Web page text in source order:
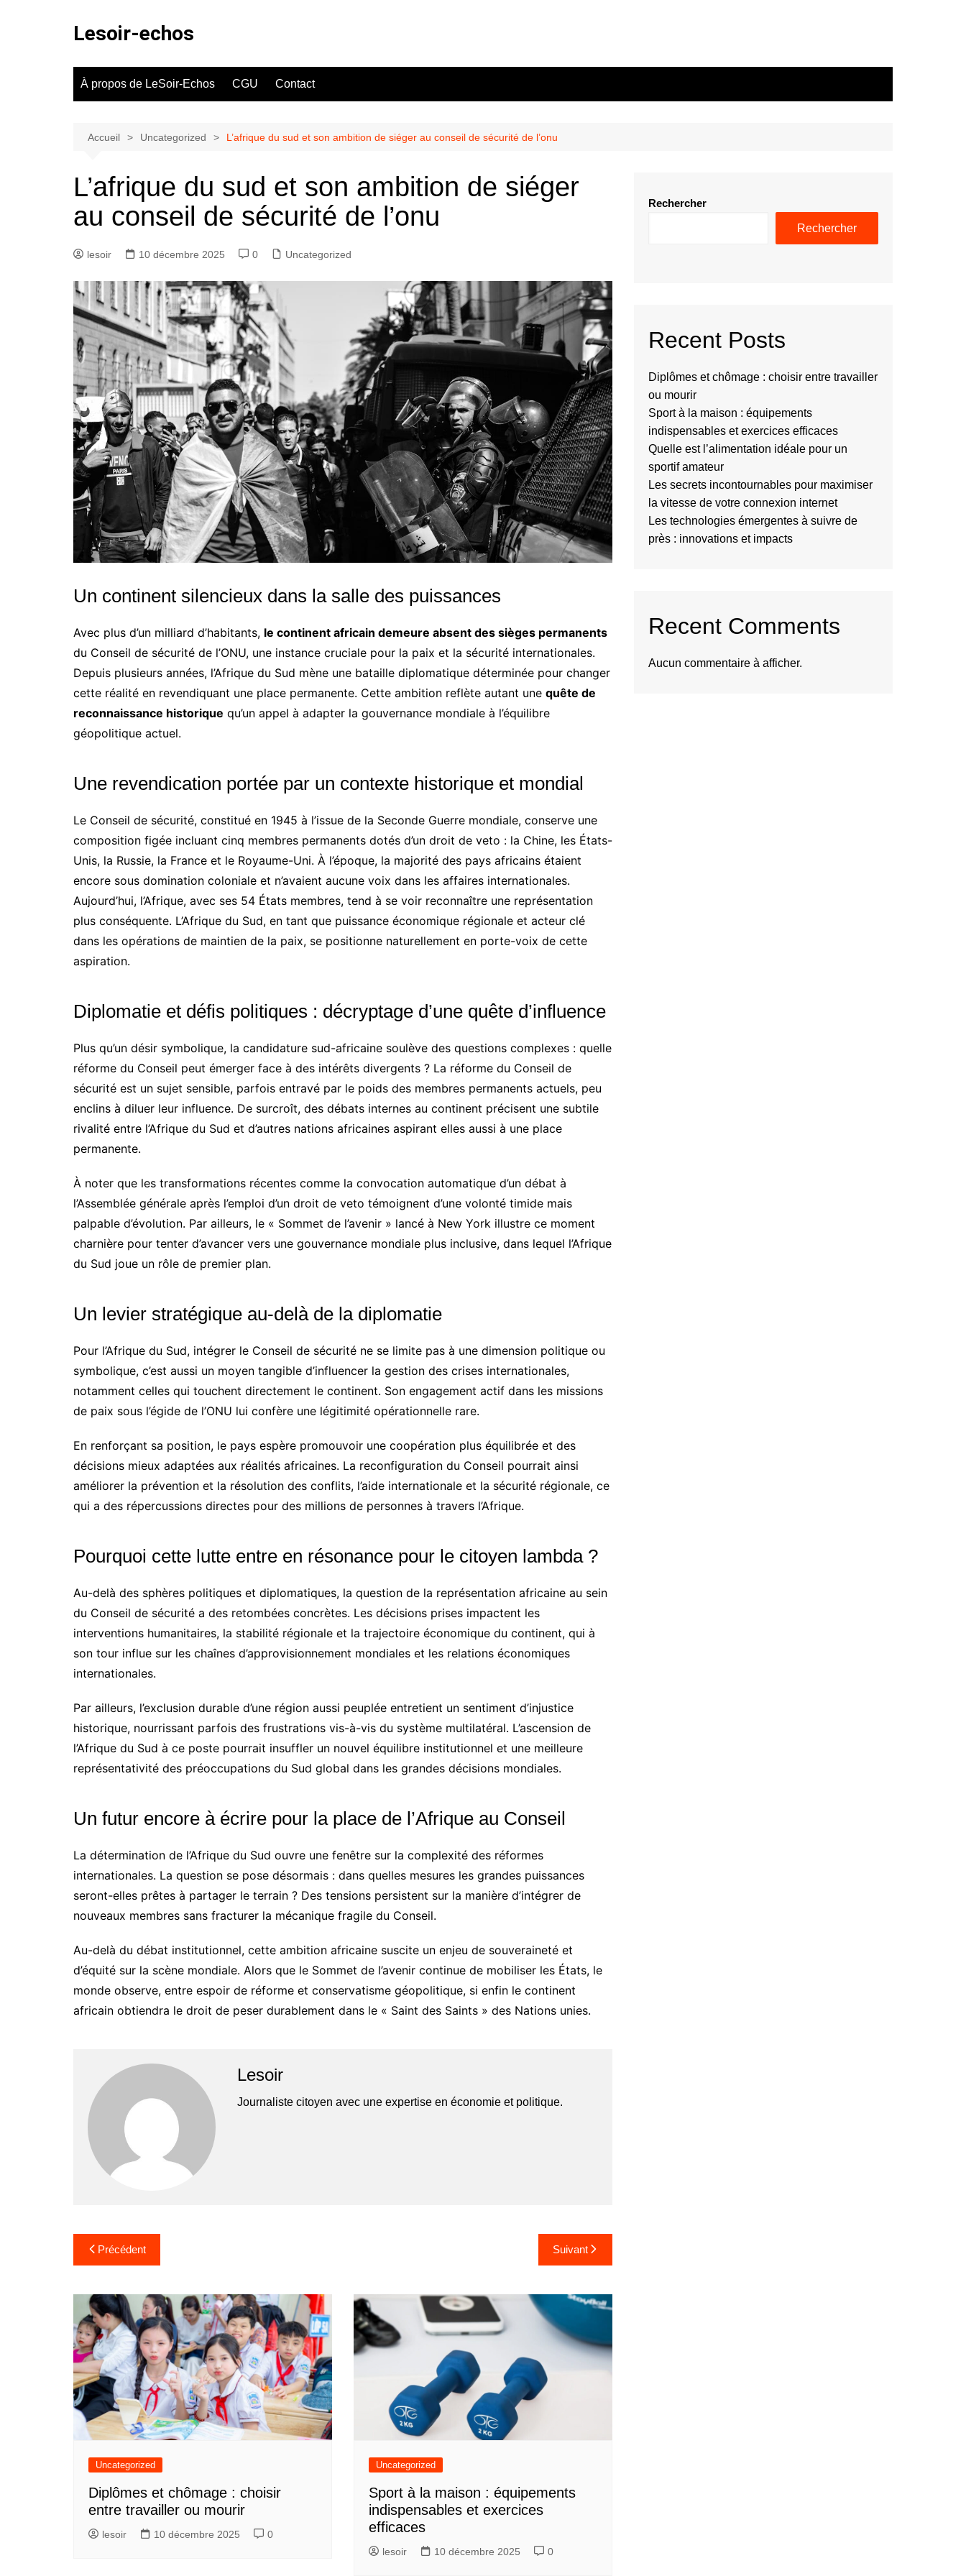
Lesoir-echos
À propos de LeSoir-Echos CGU Contact
Accueil Uncategorized L’afrique du sud et son ambition de siéger au conseil de sécurité de l’onu
L’afrique du sud et son ambition de siéger
au conseil de sécurité de l’onu
lesoir 10 décembre 2025 0 Uncategorized
Un continent silencieux dans la salle des puissances
Avec plus d’un milliard d’habitants, le continent africain demeure absent des sièges permanents
du Conseil de sécurité de l’ONU, une instance cruciale pour la paix et la sécurité internationales.
Depuis plusieurs années, l’Afrique du Sud mène une bataille diplomatique déterminée pour changer
cette réalité en revendiquant une place permanente. Cette ambition reflète autant une quête de
reconnaissance historique qu’un appel à adapter la gouvernance mondiale à l’équilibre
géopolitique actuel.
Une revendication portée par un contexte historique et mondial
Le Conseil de sécurité, constitué en 1945 à l’issue de la Seconde Guerre mondiale, conserve une
composition figée incluant cinq membres permanents dotés d’un droit de veto : la Chine, les États-
Unis, la Russie, la France et le Royaume-Uni. À l’époque, la majorité des pays africains étaient
encore sous domination coloniale et n’avaient aucune voix dans les affaires internationales.
Aujourd’hui, l’Afrique, avec ses 54 États membres, tend à se voir reconnaître une représentation
plus conséquente. L’Afrique du Sud, en tant que puissance économique régionale et acteur clé
dans les opérations de maintien de la paix, se positionne naturellement en porte-voix de cette
aspiration.
Diplomatie et défis politiques : décryptage d’une quête d’influence
Plus qu’un désir symbolique, la candidature sud-africaine soulève des questions complexes : quelle
réforme du Conseil peut émerger face à des intérêts divergents ? La réforme du Conseil de
sécurité est un sujet sensible, parfois entravé par le poids des membres permanents actuels, peu
enclins à diluer leur influence. De surcroît, des débats internes au continent précisent une subtile
rivalité entre l’Afrique du Sud et d’autres nations africaines aspirant elles aussi à une place
permanente.
À noter que les transformations récentes comme la convocation automatique d’un débat à
l’Assemblée générale après l’emploi d’un droit de veto témoignent d’une volonté timide mais
palpable d’évolution. Par ailleurs, le « Sommet de l’avenir » lancé à New York illustre ce moment
charnière pour tenter d’avancer vers une gouvernance mondiale plus inclusive, dans lequel l’Afrique
du Sud joue un rôle de premier plan.
Un levier stratégique au-delà de la diplomatie
Pour l’Afrique du Sud, intégrer le Conseil de sécurité ne se limite pas à une dimension politique ou
symbolique, c’est aussi un moyen tangible d’influencer la gestion des crises internationales,
notamment celles qui touchent directement le continent. Son engagement actif dans les missions
de paix sous l’égide de l’ONU lui confère une légitimité opérationnelle rare.
En renforçant sa position, le pays espère promouvoir une coopération plus équilibrée et des
décisions mieux adaptées aux réalités africaines. La reconfiguration du Conseil pourrait ainsi
améliorer la prévention et la résolution des conflits, l’aide internationale et la sécurité régionale, ce
qui a des répercussions directes pour des millions de personnes à travers l’Afrique.
Pourquoi cette lutte entre en résonance pour le citoyen lambda ?
Au-delà des sphères politiques et diplomatiques, la question de la représentation africaine au sein
du Conseil de sécurité a des retombées concrètes. Les décisions prises impactent les
interventions humanitaires, la stabilité régionale et la trajectoire économique du continent, qui à
son tour influe sur les chaînes d’approvisionnement mondiales et les relations économiques
internationales.
Par ailleurs, l’exclusion durable d’une région aussi peuplée entretient un sentiment d’injustice
historique, nourrissant parfois des frustrations vis-à-vis du système multilatéral. L’ascension de
l’Afrique du Sud à ce poste pourrait insuffler un nouvel équilibre institutionnel et une meilleure
représentativité des préoccupations du Sud global dans les grandes décisions mondiales.
Un futur encore à écrire pour la place de l’Afrique au Conseil
La détermination de l’Afrique du Sud ouvre une fenêtre sur la complexité des réformes
internationales. La question se pose désormais : dans quelles mesures les grandes puissances
seront-elles prêtes à partager le terrain ? Des tensions persistent sur la manière d’intégrer de
nouveaux membres sans fracturer la mécanique fragile du Conseil.
Au-delà du débat institutionnel, cette ambition africaine suscite un enjeu de souveraineté et
d’équité sur la scène mondiale. Alors que le Sommet de l’avenir continue de mobiliser les États, le
monde observe, entre espoir de réforme et conservatisme géopolitique, si enfin le continent
africain obtiendra le droit de peser durablement dans le « Saint des Saints » des Nations unies.
Lesoir
Journaliste citoyen avec une expertise en économie et politique.
Navigation
de
l’article
Précédent Suivant
Uncategorized
Diplômes et chômage : choisir
entre travailler ou mourir
lesoir 10 décembre 2025 0
Uncategorized
Sport à la maison : équipements
indispensables et exercices
efficaces
lesoir 10 décembre 2025 0
Rechercher
Rechercher
Recent Posts
Diplômes et chômage : choisir entre travailler
ou mourir
Sport à la maison : équipements
indispensables et exercices efficaces
Quelle est l’alimentation idéale pour un
sportif amateur
Les secrets incontournables pour maximiser
la vitesse de votre connexion internet
Les technologies émergentes à suivre de
près : innovations et impacts
Recent Comments
Aucun commentaire à afficher.